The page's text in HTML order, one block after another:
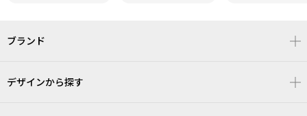
ブランド
デザインから探す